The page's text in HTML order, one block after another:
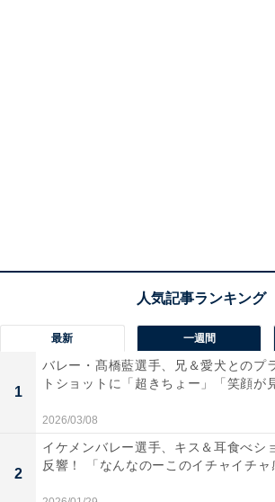
最新 一週間
1
バレー・髙橋藍選手、兄＆愛犬とのプ
トショットに「超きちょー」「笑顔が
2026/03/08
2
イケメンバレー選手、キス＆耳食べシ
反響！ 「なんなのーこのイチャイチャ